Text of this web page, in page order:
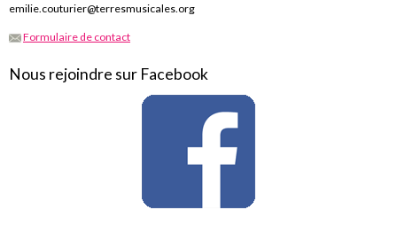
emilie.couturier@terresmusicales.org
Formulaire de contact
Nous rejoindre sur Facebook